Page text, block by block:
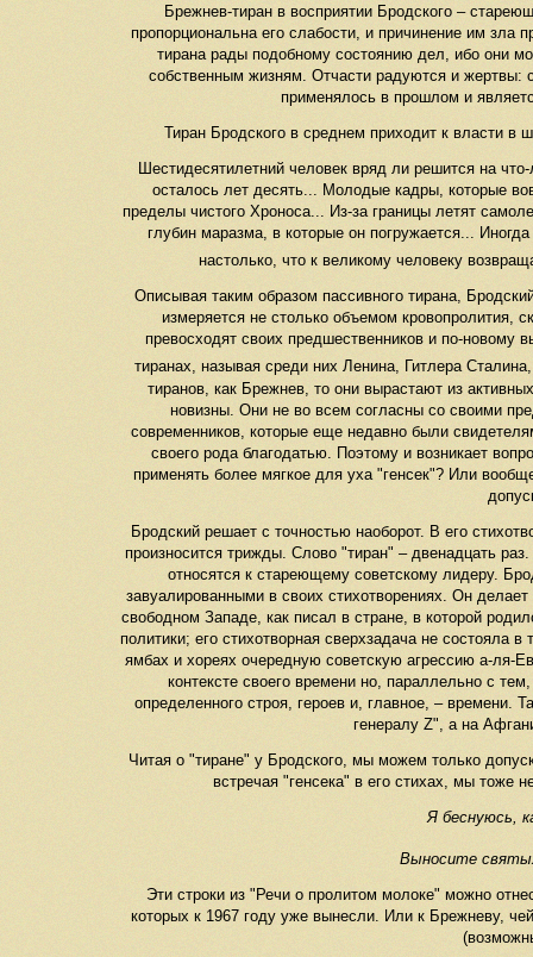
Брежнев-тиран в восприятии Бродского –
пропорциональна его слабости, и причинение им зла
тирана рады подобному состоянию дел, ибо они
собственным жизням. Отчасти радуются и жертвы:
применялось в прошлом и
Тиран Бродского в среднем приходит к власти в
Шестидесятилетний человек вряд ли решится на
осталось лет десять... Молодые кадры, которые
пределы чистого Хроноса... Из-за границы летят
глубин маразма, в которые он погружается...
настолько, что к великому человеку
Описывая таким образом пассивного тирана,
измеряется не столько объемом кровопролития,
превосходят своих предшественников и по-новому
тиранах, называя среди них Ленина, Гитлера
тиранов, как Брежнев, то они вырастают из
новизны. Они не во всем согласны со своими
современников, которые еще недавно были
своего рода благодатью. Поэтому и возникает
применять более мягкое для уха "генсек"? Или
Бродский решает с точностью наоборот. В его
произносится трижды. Слово "тиран" – двенадцать
относятся к стареющему советскому лидеру.
завуалированными в своих стихотворениях. Он
свободном Западе, как писал в стране, в которой
политики; его стихотворная сверхзадача не состояла
ямбах и хореях очередную советскую агрессию а-ля-
контексте своего времени но, параллельно с
определенного строя, героев и, главное, – времени.
генералу Z", а на
Читая о "тиране" у Бродского, мы можем только
встречая "генсека" в его стихах, мы тоже
Я беснуюсь,
Выносите
Эти строки из "Речи о пролитом молоке" можно
которых к 1967 году уже вынесли. Или к Брежневу,